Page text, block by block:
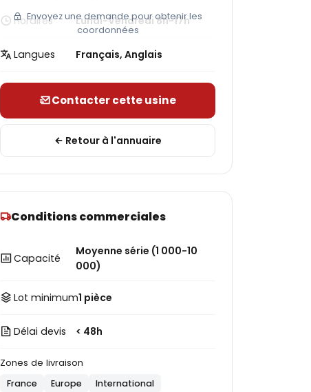
Envoyez une demande pour obtenir les
coordonnées
Horaires Lundi-Vendredi 8h-17h
Langues Français, Anglais
Contacter cette usine
Retour à l'annuaire
Conditions commerciales
Capacité
Moyenne série (1 000-10
000)
Lot minimum1 pièce
Délai devis < 48h
Zones de livraison
France Europe International